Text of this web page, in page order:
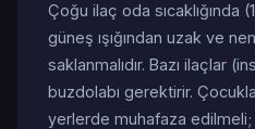
Çoğu ilaç oda sıcaklığında
güneş ışığından uzak ve
saklanmalıdır. Bazı ilaçlar
buzdolabı gerektirir.
yerlerde muhafaza edilmeli;